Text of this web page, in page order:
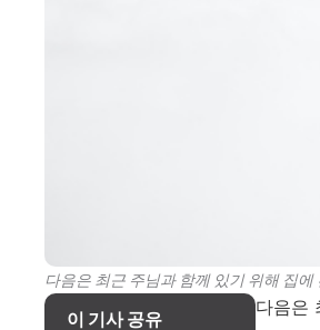
다음은 최근 주님과 함께 있기 위해 집
이 기사 공유
다음은